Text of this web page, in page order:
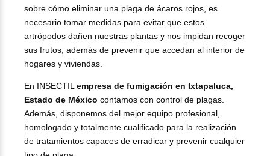
sobre cómo eliminar una plaga de ácaros rojos, es
necesario tomar medidas para evitar que estos
artrópodos dañen nuestras plantas y nos impidan recoger
sus frutos, además de prevenir que accedan al interior de
hogares y viviendas.
En INSECTIL empresa de fumigación en Ixtapaluca,
Estado de México contamos con control de plagas.
Además, disponemos del mejor equipo profesional,
homologado y totalmente cualificado para la realización
de tratamientos capaces de erradicar y prevenir cualquier